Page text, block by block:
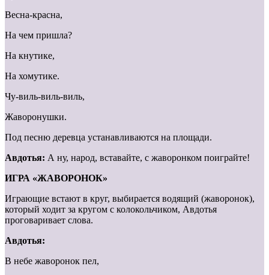
Весна-красна,
На чем пришла?
На кнутике,
На хомутике.
Чу-виль-виль-виль,
Жаворонушки.
Под песню деревца устанавливаются на площади.
Авдотья: А ну, народ, вставайте, с жаворонком поиграйте!
ИГРА «ЖАВОРОНОК»
Играющие встают в круг, выбирается водящий (жаворонок),
который ходит за кругом с колокольчиком, Авдотья
проговаривает слова.
Авдотья:
В небе жаворонок пел,